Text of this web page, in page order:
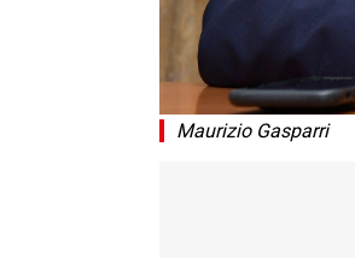
Maurizio Gasparri